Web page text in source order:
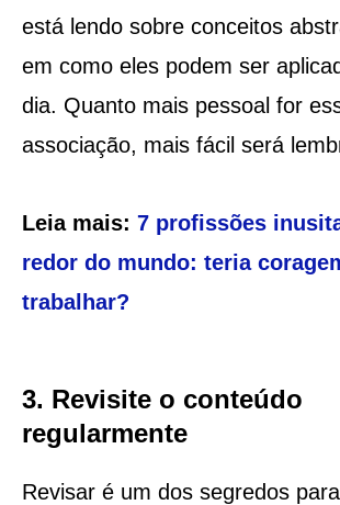
está lendo sobre conceitos
em como eles podem ser
dia. Quanto mais pessoal for
associação, mais fácil será
Leia mais: 7 profissões
redor do mundo: teria
trabalhar?
3. Revisite o conteúdo
regularmente
Revisar é um dos segredos